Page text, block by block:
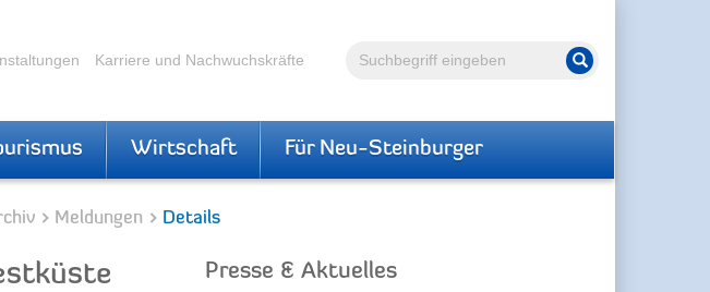
Volltextsuche Suche starten
Karriere und Nachwuchskräfte
Wirtschaft Für Neu-Steinburger
Meldungen Details
Presse & Aktuelles